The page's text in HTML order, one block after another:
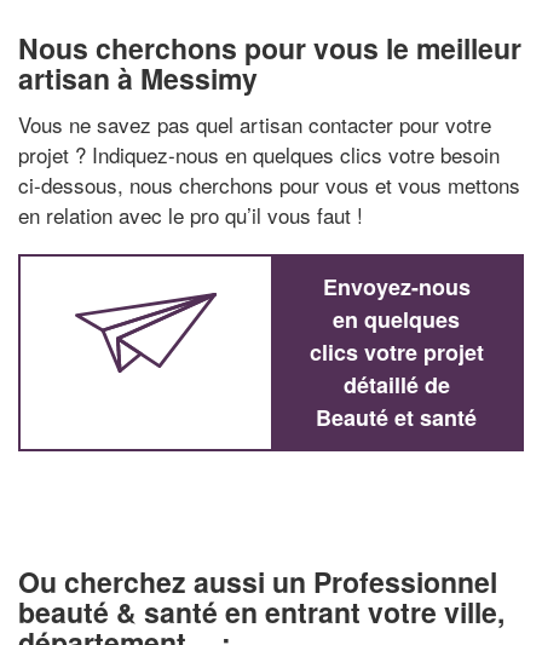
Nous cherchons pour vous le meilleur
artisan à Messimy
Vous ne savez pas quel artisan contacter pour votre
projet ? Indiquez-nous en quelques clics votre besoin
ci-dessous, nous cherchons pour vous et vous mettons
en relation avec le pro qu’il vous faut !
Envoyez-nous
en quelques
clics votre projet
détaillé de
Beauté et santé
Ou cherchez aussi un Professionnel
beauté & santé en entrant votre ville,